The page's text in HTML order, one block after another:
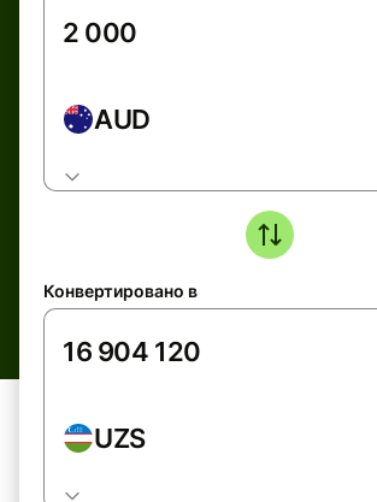
AUD
Конвертировано в
UZS